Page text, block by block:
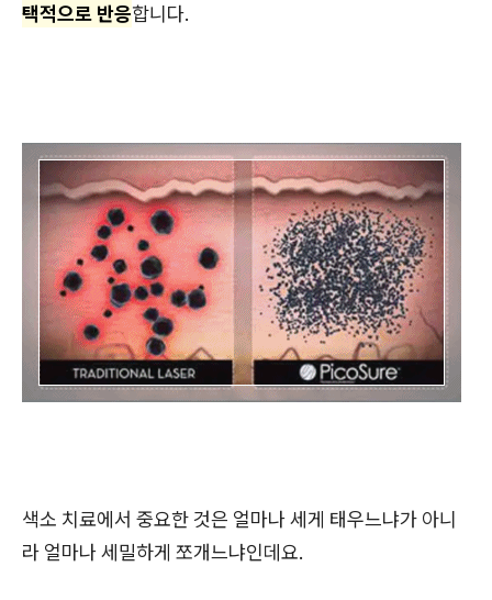
택적으로 반응합니다.
색소 치료에서 중요한 것은 얼마나 세게 태우느냐가 아니
라 얼마나 세밀하게 쪼개느냐인데요.